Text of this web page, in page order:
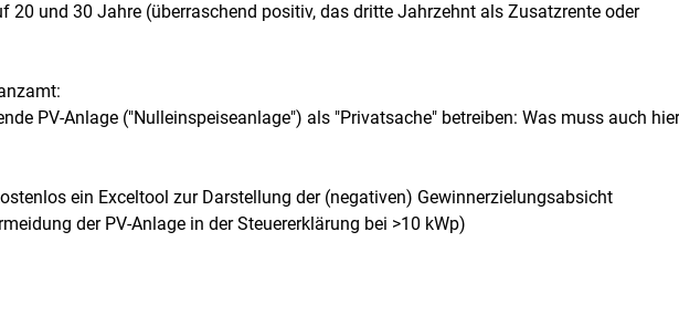
20 und 30 Jahre (überraschend positiv, das dritte Jahrzehnt als Zusatzrente oder
PV-Anlage ("Nulleinspeiseanlage") als "Privatsache" betreiben: Was muss auch hier
ein Exceltool zur Darstellung der (negativen) Gewinnerzielungsabsicht
der PV-Anlage in der Steuererklärung bei >10 kWp)